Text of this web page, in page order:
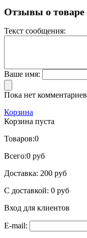
Отзывы о товаре
Текст сообщения:
Ваше имя:
Пока нет комментариев
Корзина
Корзина пуста
Товаров:0
Всего:0 руб
Доставка: 200 руб
С доставкой: 0 руб
Вход для клиентов
E-mail: